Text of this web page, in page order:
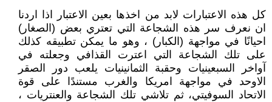
كل هذه الاعتبارات لابد من اخذها بعين الاعتبار اذا اردنا
ان نعرف سر هذه الشجاعة التي تعتري بعض (الصغار)
احيانًا في مواجهة (الكبار) ، وهو ما يمكن تطبيقه كذلك
على تلك الشجاعة التي اعترت القذافي وجعلته في
آواخر السبعينيات وحقبة الثمانينيات يلعب دور الصقر
الاوحد في مواجهة امريكا والغرب مستندًا على قوة
الاتحاد السوفيتي، ثم تلاشي تلك الشجاعة والعنتريات ،